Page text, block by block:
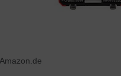
Amazon.de